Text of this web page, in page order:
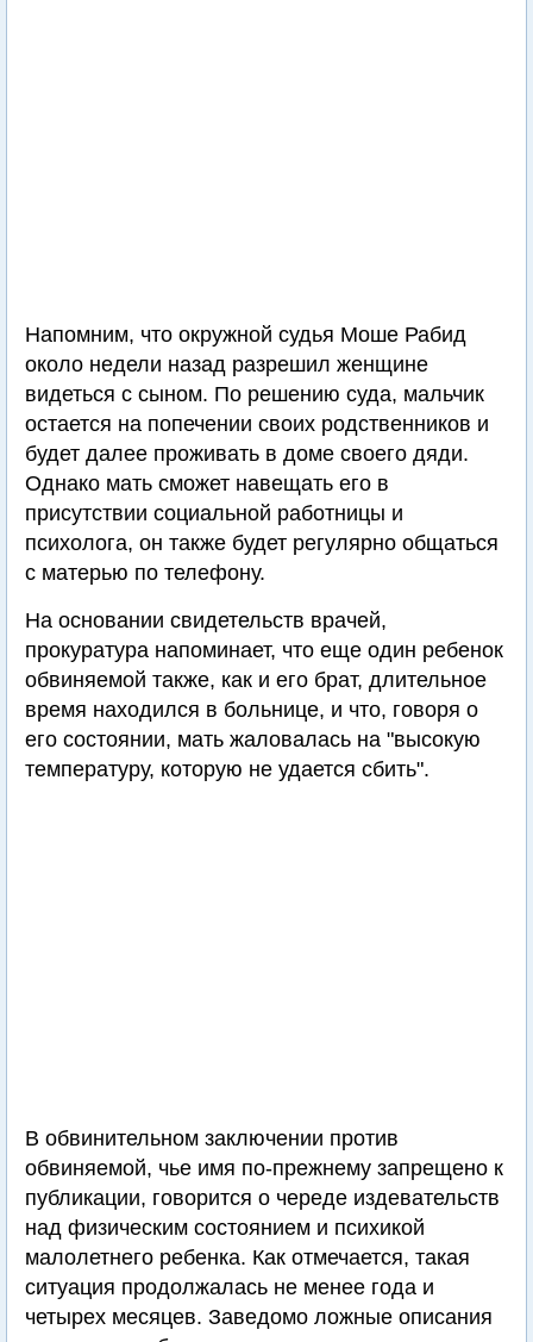
Напомним, что окружной судья Моше Рабид
около недели назад разрешил женщине
видеться с сыном. По решению суда, мальчик
остается на попечении своих родственников и
будет далее проживать в доме своего дяди.
Однако мать сможет навещать его в
присутствии социальной работницы и
психолога, он также будет регулярно общаться
с матерью по телефону.
На основании свидетельств врачей,
прокуратура напоминает, что еще один ребенок
обвиняемой также, как и его брат, длительное
время находился в больнице, и что, говоря о
его состоянии, мать жаловалась на "высокую
температуру, которую не удается сбить".
В обвинительном заключении против
обвиняемой, чье имя по-прежнему запрещено к
публикации, говорится о череде издевательств
над физическим состоянием и психикой
малолетнего ребенка. Как отмечается, такая
ситуация продолжалась не менее года и
четырех месяцев. Заведомо ложные описания